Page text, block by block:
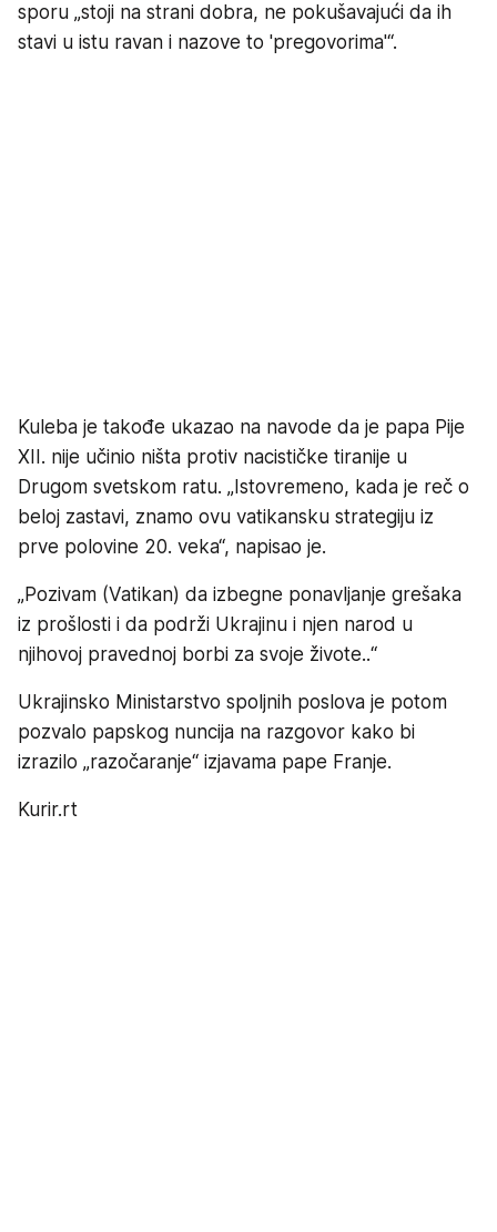
sporu „stoji na strani dobra, ne pokušavajući da ih
stavi u istu ravan i nazove to 'pregovorima'“.
Kuleba je takođe ukazao na navode da je papa Pije
XII. nije učinio ništa protiv nacističke tiranije u
Drugom svetskom ratu. „Istovremeno, kada je reč o
beloj zastavi, znamo ovu vatikansku strategiju iz
prve polovine 20. veka“, napisao je.
„Pozivam (Vatikan) da izbegne ponavljanje grešaka
iz prošlosti i da podrži Ukrajinu i njen narod u
njihovoj pravednoj borbi za svoje živote..“
Ukrajinsko Ministarstvo spoljnih poslova je potom
pozvalo papskog nuncija na razgovor kako bi
izrazilo „razočaranje“ izjavama pape Franje.
Kurir.rt